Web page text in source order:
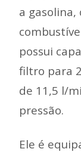
a
possui
filtro para
de 11,5 l/
pressão.
Ele é